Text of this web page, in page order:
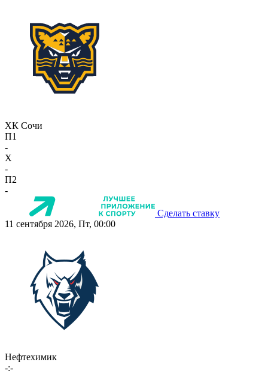
ХК Сочи
П1
-
X
-
П2
-
Сделать ставку
11 сентября 2026, Пт, 00:00
Нефтехимик
-:-